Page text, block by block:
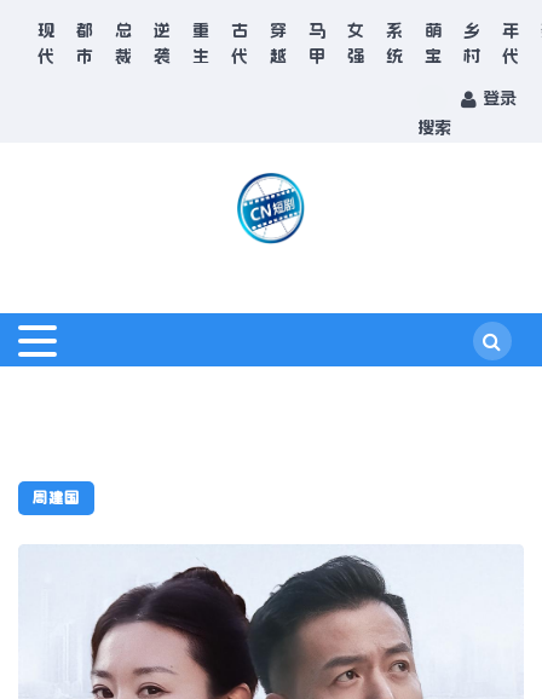
现
代
都
市
总
裁
逆
袭
重
生
古
代
穿
越
马
甲
女
强
系
统
萌
宝
乡
村
年
代
搜索
登录
周建国